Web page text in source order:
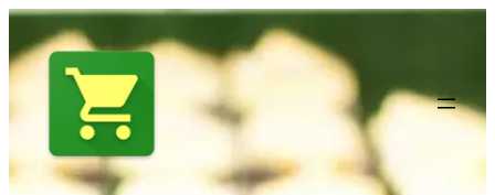
Pular
para
o
conteúdo